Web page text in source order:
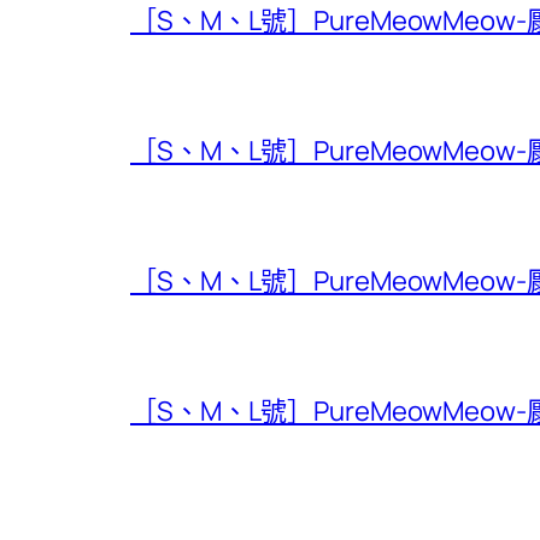
［S、M、L號］
［S、M、L號］
［S、M、L號］
［S、M、L號］